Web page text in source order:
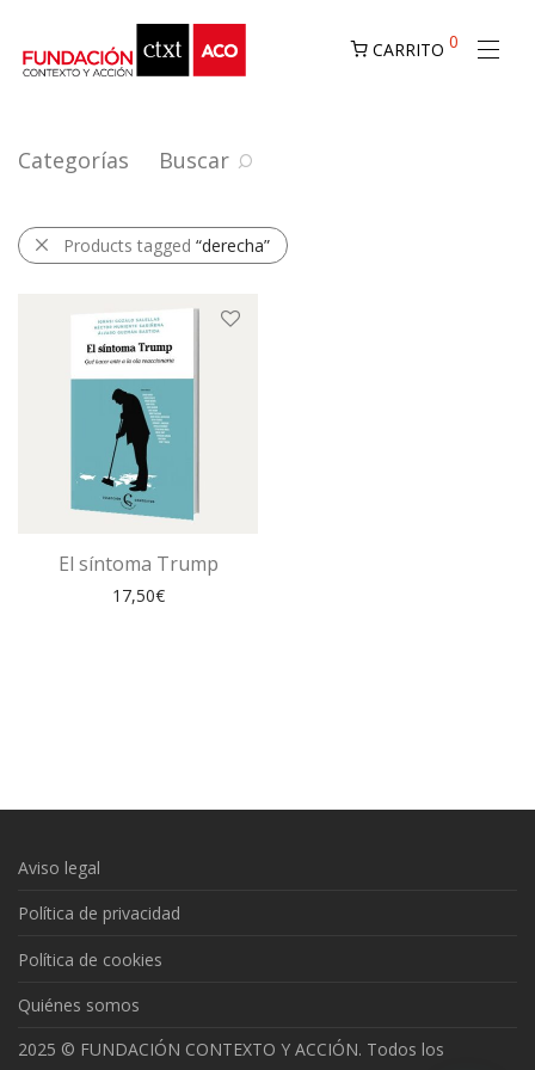
CARRITO 0
Categorías Buscar
Products tagged “derecha”
El síntoma Trump
17,50€
Aviso legal
Política de privacidad
Política de cookies
Quiénes somos
2025 © FUNDACIÓN CONTEXTO Y ACCIÓN. Todos los